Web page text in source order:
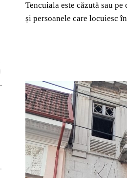
Tencuiala este căzută sau
și persoanele care locuiesc